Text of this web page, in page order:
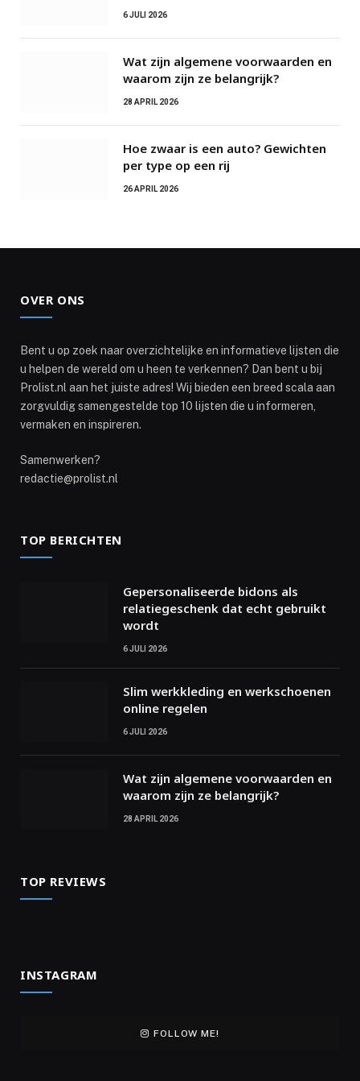
6 JULI 2026
Wat zijn algemene voorwaarden en
waarom zijn ze belangrijk?
28 APRIL 2026
Hoe zwaar is een auto? Gewichten
per type op een rij
26 APRIL 2026
OVER ONS
Bent u op zoek naar overzichtelijke en informatieve lijsten die
u helpen de wereld om u heen te verkennen? Dan bent u bij
Prolist.nl aan het juiste adres! Wij bieden een breed scala aan
zorgvuldig samengestelde top 10 lijsten die u informeren,
vermaken en inspireren.
Samenwerken?
redactie@prolist.nl
TOP BERICHTEN
Gepersonaliseerde bidons als
relatiegeschenk dat echt gebruikt
wordt
6 JULI 2026
Slim werkkleding en werkschoenen
online regelen
6 JULI 2026
Wat zijn algemene voorwaarden en
waarom zijn ze belangrijk?
28 APRIL 2026
TOP REVIEWS
INSTAGRAM
FOLLOW ME!